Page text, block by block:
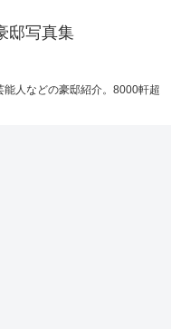
邸写真集
人などの豪邸紹介。8000軒超